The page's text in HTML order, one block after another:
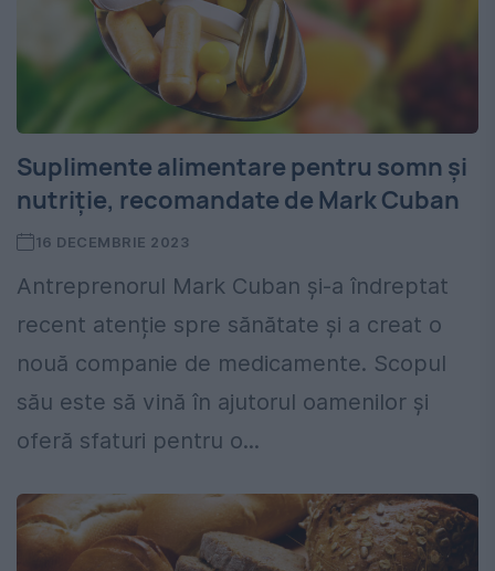
Suplimente alimentare pentru somn și
nutriție, recomandate de Mark Cuban
16 DECEMBRIE 2023
Antreprenorul Mark Cuban și-a îndreptat
recent atenție spre sănătate și a creat o
nouă companie de medicamente. Scopul
său este să vină în ajutorul oamenilor și
oferă sfaturi pentru o...